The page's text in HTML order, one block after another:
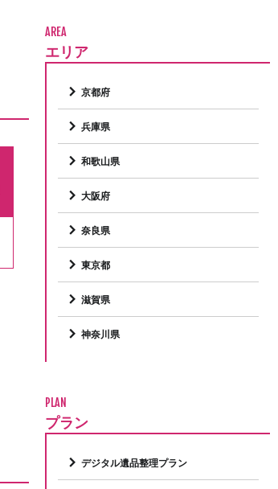
AREA
エリア
京都府
兵庫県
和歌山県
大阪府
奈良県
東京都
滋賀県
神奈川県
PLAN
プラン
デジタル遺品整理プラン